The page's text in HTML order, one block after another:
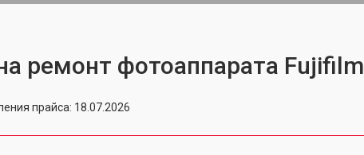
ремонт фотоаппарата Fujifilm
прайса: 18.07.2026